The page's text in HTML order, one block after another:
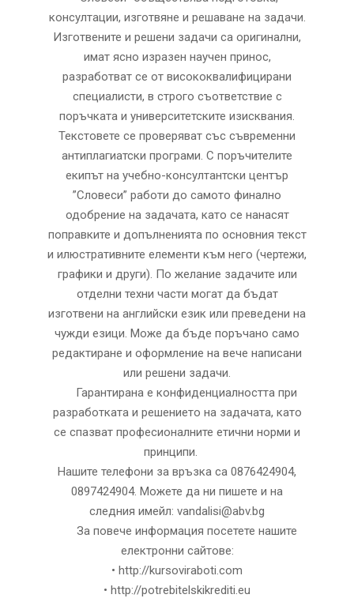
консултации, изготвяне и решаване на задачи.
Изготвeните и решени задачи са оригинални,
имат ясно изразен научен принос,
разработват се от висококвалифицирани
специалисти, в строго съответствие с
поръчката и университетските изисквания.
Текстовете се проверяват със съвременни
антиплагиатски програми. С поръчителите
екипът на учебно-консултантски център
”Словеси” работи до самото финално
одобрение на задачата, като се нанасят
поправките и допълненията по основния текст
и илюстративните елементи към него (чертежи,
графики и други). По желание задачите или
отделни техни части могат да бъдат
изготвени на английски език или преведени на
чужди езици. Може да бъде поръчано само
редактиране и оформление на вече написани
или решени задачи.
Гарантирана е конфиденциалността при
разработката и решението на задачата, като
се спазват професионалните етични норми и
принципи.
Нашите телефони за връзка са 0876424904,
0897424904. Можете да ни пишете и на
следния имейл: vandalisi@abv.bg
За повече информация посетете нашите
електронни сайтове:
• http://kursoviraboti.com
• http://potrebitelskikrediti.eu